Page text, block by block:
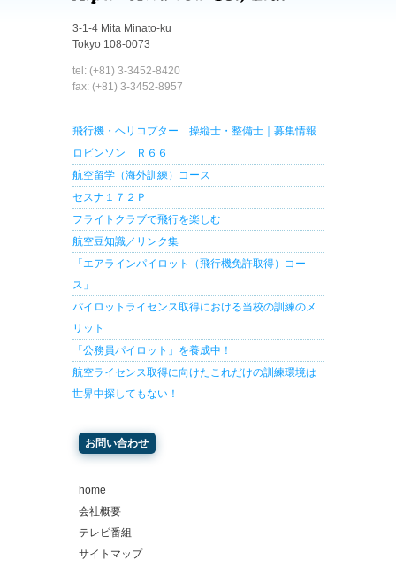
3-1-4 Mita Minato-ku
Tokyo 108-0073
tel: (+81) 3-3452-8420
fax: (+81) 3-3452-8957
飛行機・ヘリコプター 操縦士・整備士｜募集情報
ロビンソン Ｒ６６
航空留学（海外訓練）コース
セスナ１７２Ｐ
フライトクラブで飛行を楽しむ
航空豆知識／リンク集
「エアラインパイロット（飛行機免許取得）コー
ス」
パイロットライセンス取得における当校の訓練のメ
リット
「公務員パイロット」を養成中！
航空ライセンス取得に向けたこれだけの訓練環境は
世界中探してもない！
お問い合わせ
home
会社概要
テレビ番組
サイトマップ